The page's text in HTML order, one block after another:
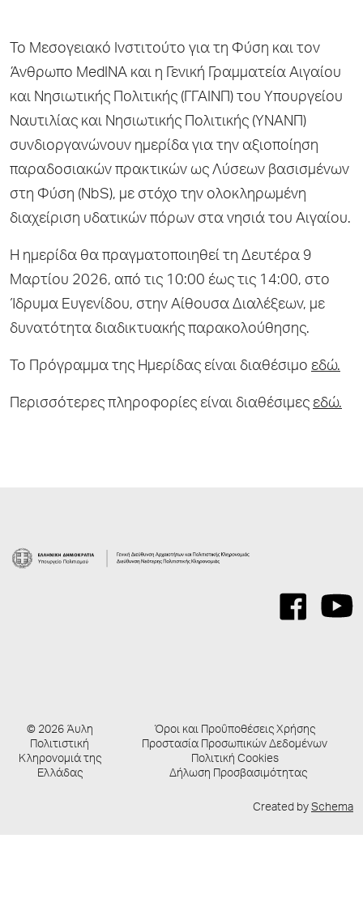
Το Μεσογειακό Ινστιτούτο για τη Φύση και τον
Άνθρωπο ΜedINA και η Γενική Γραμματεία Αιγαίου
και Νησιωτικής Πολιτικής (ΓΓΑΙΝΠ) του Υπουργείου
Ναυτιλίας και Νησιωτικής Πολιτικής (ΥΝΑΝΠ)
συνδιοργανώνουν ημερίδα για την αξιοποίηση
παραδοσιακών πρακτικών ως Λύσεων βασισμένων
στη Φύση (NbS), με στόχο την ολοκληρωμένη
διαχείριση υδατικών πόρων στα νησιά του Αιγαίου.
Η ημερίδα θα πραγματοποιηθεί τη Δευτέρα 9
Μαρτίου 2026, από τις 10:00 έως τις 14:00, στο
Ίδρυμα Ευγενίδου, στην Αίθουσα Διαλέξεων, με
δυνατότητα διαδικτυακής παρακολούθησης.
Το Πρόγραμμα της Ημερίδας είναι διαθέσιμο εδώ.
Περισσότερες πληροφορίες είναι διαθέσιμες εδώ.
© 2026 Άυλη
Πολιτιστική
Κληρονομιά της
Ελλάδας
Όροι και Προΰποθέσεις Χρήσης
Προστασία Προσωπικών Δεδομένων
Πολιτική Cookies
Δήλωση Προσβασιμότητας
Created by Schema